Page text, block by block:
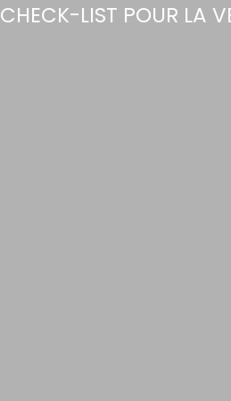
CHECK-LIST POUR LA